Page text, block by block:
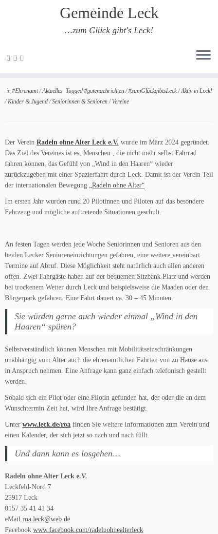
Zum
Gemeinde Leck
…zum Glück gibt's Leck!
in #Ehrenamt/Aktuelles Tagged #gutenachrichten/#zumGlückgibtsLeck/Aktiv in Leck!
/Kinder & Jugend/Seniorinnen & Senioren/Vereine
Der Verein Radeln ohne Alter Leck e.V. wurde im März 2024 gegründet.
Das Ziel des Vereines ist es, Menschen , die nicht mehr selbst Fahrrad
fahren können, das Gefühl von „Wind in den Haaren“ wieder
zurückzugeben mit einer Spazierfahrt durch Leck. Damit ist der Verein Teil
der internationalen Bewegung „Radeln ohne Alter“
Im ersten Jahr wurden rund 20 Pilotinnen und Piloten auf das besondere
Fahrzeug und mögliche auftretende Situationen geschult.
An festen Tagen werden jede Woche Seniorinnen und Senioren aus den
beiden Lecker Senioreneinrichtungen gefahren, eine weitere vereinbart
Termine auf Abruf. Diese Möglichkeit steht natürlich auch allen anderen
offen. Zwei Fahrgäste haben auf der bequemen Sitzbank Platz und werden
bei trockenem Wetter durch Leck und beispielsweise die Maaden oder den
Bürgerpark gefahren. Eine Fahrt dauert ca. 30 – 45 Minuten.
Sie würden gerne auch wieder einmal „Wind in den
Haaren“ spüren?
Selbstverständlich können Menschen mit Mobilitätseinschränkungen
unabhängig vom Alter auch die ehrenamtlichen Fahrten von zu Hause aus
in Anspruch nehmen. Eine Anfrage kann ganz einfach telefonisch gestellt
werden.
Sobald sich ein Pilot oder eine Pilotin gefunden hat, der oder die an dem
Wunschtermin Zeit hat, wird Ihre Anfrage bestätigt.
Unter www.leck.de/roa finden Sie weitere Informationen zum Verein und
einen Kalender, der sich jetzt so nach und nach füllt.
Und dann kann es losgehen…
Radeln ohne Alter Leck e.V.
Leckfeld-Nord 7
25917 Leck
0157 35 41 41 34
eMail roa.leck@web.de
Facebook www.facebook.com/radelnohnealterleck